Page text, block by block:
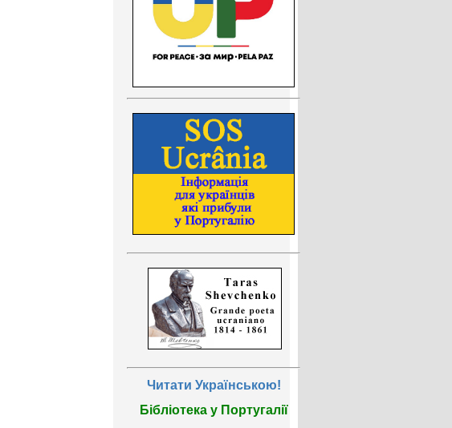
Читати Українською!
Бібліотека у Португалії